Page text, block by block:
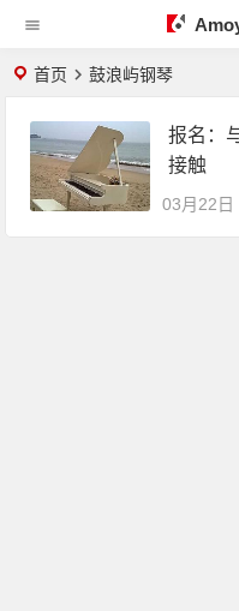
首页 鼓浪屿钢琴
报名：
接触
03月22日